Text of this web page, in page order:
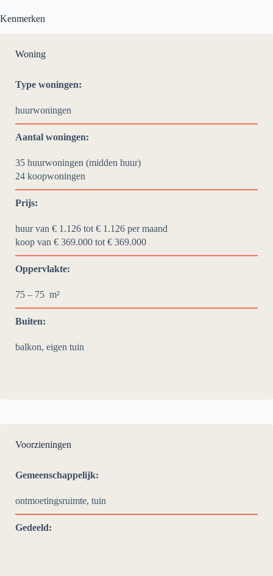
Kenmerken
Woning
Type woningen:
huurwoningen
Aantal woningen:
35 huurwoningen (midden huur)
24 koopwoningen
Prijs:
huur van € 1.126 tot € 1.126 per maand
koop van € 369.000 tot € 369.000
Oppervlakte:
75 – 75 m²
Buiten:
balkon, eigen tuin
Voorzieningen
Gemeenschappelijk:
ontmoetingsruimte, tuin
Gedeeld: